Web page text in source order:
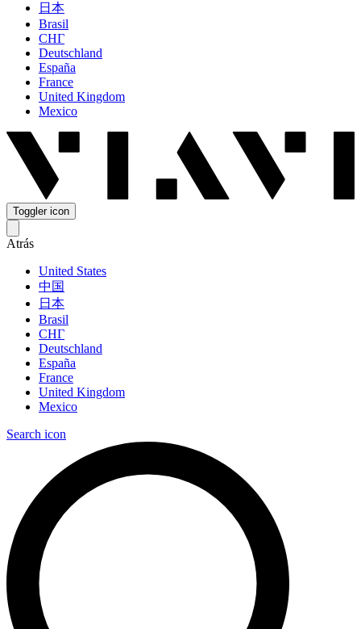
日本
Brasil
СНГ
Deutschland
España
France
United Kingdom
Mexico
Toggler icon
Atrás
United States
中国
日本
Brasil
СНГ
Deutschland
España
France
United Kingdom
Mexico
Search icon